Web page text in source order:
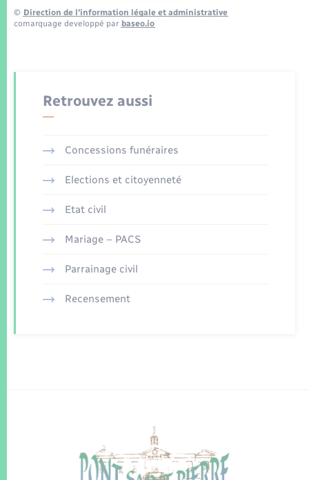
© Direction de l’information légale et administrative
comarquage developpé par baseo.io
Retrouvez aussi
Concessions funéraires
Elections et citoyenneté
Etat civil
Mariage – PACS
Parrainage civil
Recensement